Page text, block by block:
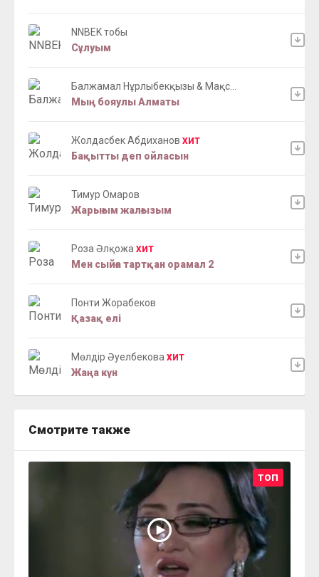
NNBEK тобы
Сұлуым
Балжамал Нұрлыбекқызы & Мақс...
Мың бояулы Алматы
Жолдасбек Абдиханов ХИТ
Бақытты деп ойласын
Тимур Омаров
Жарығым жалғызым
Роза Әлқожа ХИТ
Мен сыйға тартқан орамал 2
Понти Жорабеков
Қазақ елі
Мөлдір Әуелбекова ХИТ
Жаңа күн
Смотрите также
ТОП